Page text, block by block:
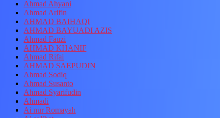
Ahmad Ahyani
Ahmad Arifin
AHMAD BAIHAQI
AHMAD BAYUADI AZIS
Ahmad Fauzi
AHMAD KHANIF
Ahmad Rifai
AHMAD SAEPUDIN
Ahmad Sodiq
Ahmad Susanto
Ahmad Syarifudin
Ahmadi
Ai nur Romayah